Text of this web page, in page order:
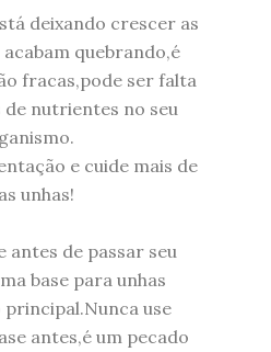
deixando crescer as
acabam quebrando,é
fracas,pode ser falta
de nutrientes no seu
e cuide mais de
unhas!
antes de passar seu
base para unhas
principal.Nunca use
antes,é um pecado